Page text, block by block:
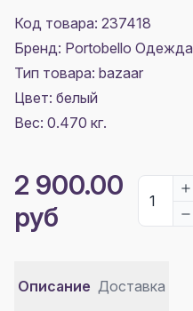
Код товара: 237418
Бренд: Portobello Одежда
Тип товара: bazaar
Цвет: белый
Вес: 0.470 кг.
2 900.00
руб
Описание Доставка